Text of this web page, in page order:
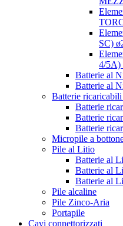
SC)
4/5A)
Batterie al
Batterie al
Batterie
Batterie
Batterie
Batterie
Micropile a
Pile al Litio
Batterie al
Batterie al
Batterie al
Pile alcaline
Pile Zinco-Aria
Portapile
Cavi connettorizzati